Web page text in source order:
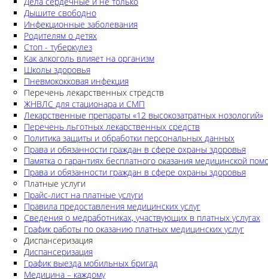
Дышите свободно
Инфекционные заболевания
Родителям о детях
Стоп - туберкулез
Как алкоголь влияет на организм
Школы здоровья
Пневмококковая инфекция
Перечень лекарственных стредств
ЖНВЛС для стационара и СМП
Лекарственные препараты «12 высокозатратных нозологий»
Перечень льготных лекарственных средств
Политика защиты и обработки персональных данных
Права и обязанности граждан в сфере охраны здоровья
Памятка о гарантиях бесплатного оказания медицинской
Права и обязанности граждан в сфере охраны здоровья
Платные услуги
Прайс-лист на платные услуги
Правила предоставления медицинских услуг
Сведения о медработниках, участвующих в платных услугах
График работы по оказанию платных медицинских услуг
Диспансеризация
Диспансеризация
График выезда мобильных бригад
Медицина – каждому